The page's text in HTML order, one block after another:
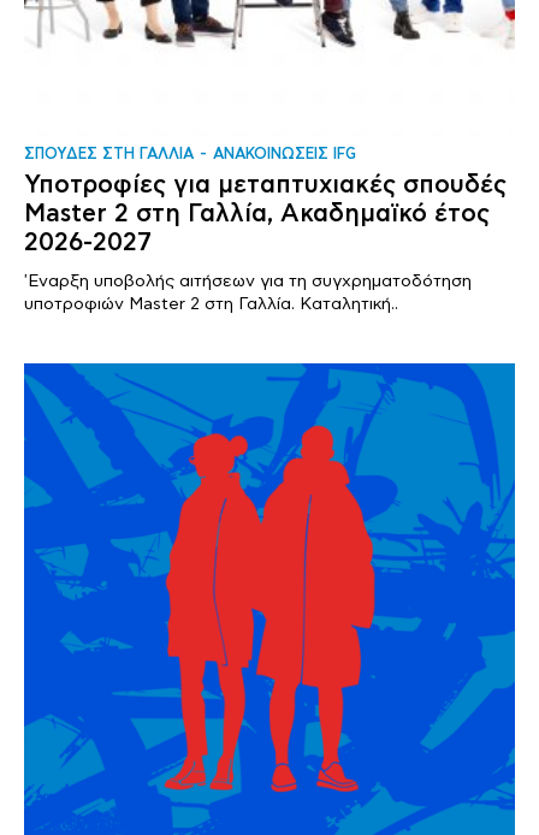
ΣΠΟΥΔΕΣ ΣΤΗ ΓΑΛΛΙΑ ΑΝΑΚΟΙΝΩΣΕΙΣ IFG
Υποτροφίες για μεταπτυχιακές σπουδές
Master 2 στη Γαλλία, Ακαδημαϊκό έτος
2026-2027
'Εναρξη υποβολής αιτήσεων για τη συγχρηματοδότηση
υποτροφιών Master 2 στη Γαλλία. Καταλητική..